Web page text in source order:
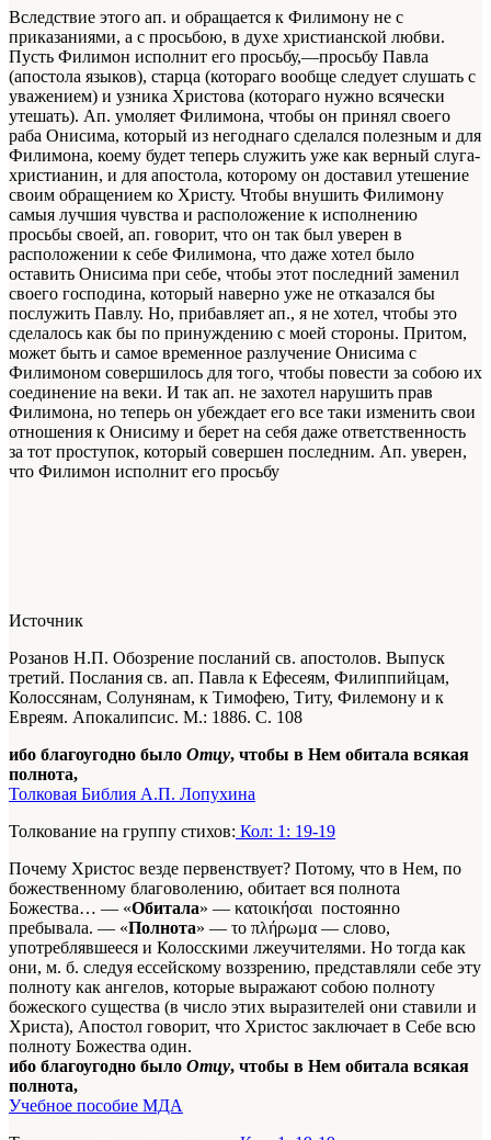
Вследствие этого ап. и обращается к Филимону не с
приказаниями, а с просьбою, в духе христианской любви.
Пусть Филимон исполнит его просьбу,—просьбу Павла
(апостола языков), старца (котораго вообще следует слушать с
уважением) и узника Христова (котораго нужно всячески
утешать). Ап. умоляет Филимона, чтобы он принял своего
раба Онисима, который из негоднаго сделался полезным и для
Филимона, коему будет теперь служить уже как верный слуга-
христианин, и для апостола, которому он доставил утешение
своим обращением ко Христу. Чтобы внушить Филимону
самыя лучшия чувства и расположение к исполнению
просьбы своей, ап. говорит, что он так был уверен в
расположении к себе Филимона, что даже хотел было
оставить Онисима при себе, чтобы этот последний заменил
своего господина, который наверно уже не отказался бы
послужить Павлу. Но, прибавляет ап., я не хотел, чтобы это
сделалось как бы по принуждению с моей стороны. Притом,
может быть и самое временное разлучение Онисима с
Филимоном совершилось для того, чтобы повести за собою их
соединение на веки. И так ап. не захотел нарушить прав
Филимона, но теперь он убеждает его все таки изменить свои
отношения к Онисиму и берет на себя даже ответственность
за тот проступок, который совершен последним. Ап. уверен,
что Филимон исполнит его просьбу
Источник
Розанов Н.П. Обозрение посланий св. апостолов. Выпуск
третий. Послания св. ап. Павла к Ефесеям, Филиппийцам,
Колоссянам, Солунянам, к Тимофею, Титу, Филемону и к
Евреям. Апокалипсис. М.: 1886. С. 108
ибо благоугодно было Отцу, чтобы в Нем обитала всякая
полнота,
Толковая Библия А.П. Лопухина
Толкование на группу стихов: Кол: 1: 19-19
Почему Христос везде первенствует? Потому, что в Нем, по
божественному благоволению, обитает вся полнота
Божества… — «Обитала» — κατοικήσαι ­ постоянно
пребывала. — «Полнота» — το πλήρωμα — слово,
употреблявшееся и Колосскими лжеучителями. Но тогда как
они, м. б. следуя ессейскому воззрению, представляли себе эту
полноту как ангелов, которые выражают собою полноту
божеского существа (в число этих выразителей они ставили и
Христа), Апостол говорит, что Христос заключает в Себе всю
полноту Божества один.
ибо благоугодно было Отцу, чтобы в Нем обитала всякая
полнота,
Учебное пособие МДА